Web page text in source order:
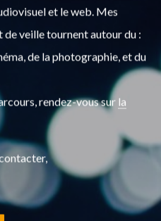
et le web. Mes
veille tournent autour du :
de la photographie, et du
rendez-vous sur la